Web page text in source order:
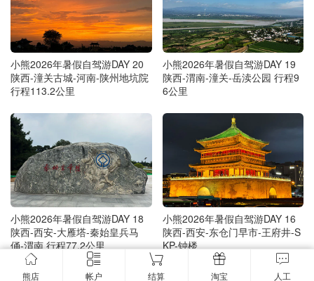
小熊2026年暑假自驾游DAY 20
陕西-潼关古城-河南-陕州地坑院
行程113.2公里
小熊2026年暑假自驾游DAY 19
陕西-渭南-潼关-岳渎公园 行程9
6公里
小熊2026年暑假自驾游DAY 18
陕西-西安-大雁塔-秦始皇兵马
俑-渭南 行程77.2公里
小熊2026年暑假自驾游DAY 16
陕西-西安-东仓门早市-王府井-S
KP-钟楼
熊店 帐户 结算 淘宝 人工